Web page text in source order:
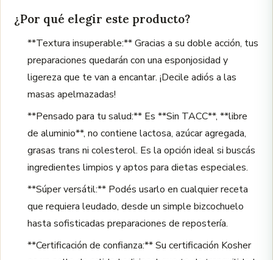
¿Por qué elegir este producto?
**Textura insuperable:** Gracias a su doble acción, tus
preparaciones quedarán con una esponjosidad y
ligereza que te van a encantar. ¡Decile adiós a las
masas apelmazadas!
**Pensado para tu salud:** Es **Sin TACC**, **libre
de aluminio**, no contiene lactosa, azúcar agregada,
grasas trans ni colesterol. Es la opción ideal si buscás
ingredientes limpios y aptos para dietas especiales.
**Súper versátil:** Podés usarlo en cualquier receta
que requiera leudado, desde un simple bizcochuelo
hasta sofisticadas preparaciones de repostería.
**Certificación de confianza:** Su certificación Kosher